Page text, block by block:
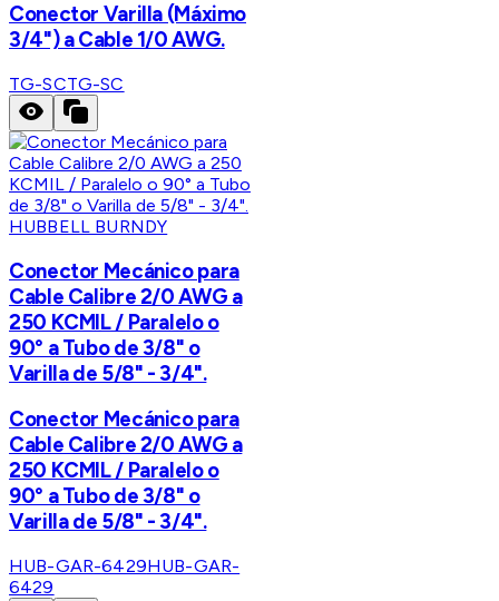
Conector Varilla (Máximo
3/4") a Cable 1/0 AWG.
TG-SCTG-SC
HUBBELL BURNDY
Conector Mecánico para
Cable Calibre 2/0 AWG a
250 KCMIL / Paralelo o
90° a Tubo de 3/8" o
Varilla de 5/8" - 3/4".
Conector Mecánico para
Cable Calibre 2/0 AWG a
250 KCMIL / Paralelo o
90° a Tubo de 3/8" o
Varilla de 5/8" - 3/4".
HUB-GAR-6429HUB-GAR-
6429